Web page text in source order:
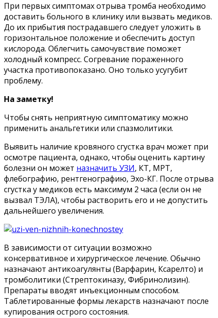
При первых симптомах отрыва тромба необходимо
доставить больного в клинику или вызвать медиков.
До их прибытия пострадавшего следует уложить в
горизонтальное положение и обеспечить доступ
кислорода. Облегчить самочувствие поможет
холодный компресс. Согревание пораженного
участка противопоказано. Оно только усугубит
проблему.
На заметку!
Чтобы снять неприятную симптоматику можно
применить анальгетики или спазмолитики.
Выявить наличие кровяного сгустка врач может при
осмотре пациента, однако, чтобы оценить картину
болезни он может назначить УЗИ, КТ, МРТ,
флебографию, рентгенографию, Эхо-КГ. После отрыва
сгустка у медиков есть максимум 2 часа (если он не
вызвал ТЭЛА), чтобы растворить его и не допустить
дальнейшего увеличения.
В зависимости от ситуации возможно
консервативное и хирургическое лечение. Обычно
назначают антикоагулянты (Варфарин, Ксарелто) и
тромболитики (Стрептокиназу, Фибринолизин).
Препараты вводят инъекционным способом.
Таблетированные формы лекарств назначают после
купирования острого состояния.